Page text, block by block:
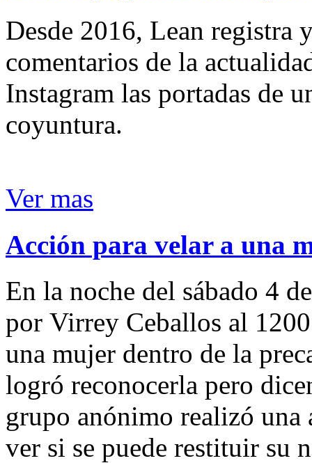
Desde 2016, Lean registra
comentarios de la
Instagram las portadas de
coyuntura.
Ver mas
Acción para velar a una
En la noche del sábado 4
por Virrey Ceballos al
una mujer dentro de la
logró reconocerla pero
grupo anónimo realizó
ver si se puede restituir su